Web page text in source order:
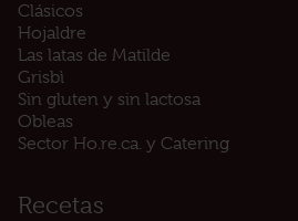
Clásicos
Hojaldre
Las latas de Matilde
Grisbì
Sin gluten y sin lactosa
Obleas
Sector Ho.re.ca. y Catering
Recetas